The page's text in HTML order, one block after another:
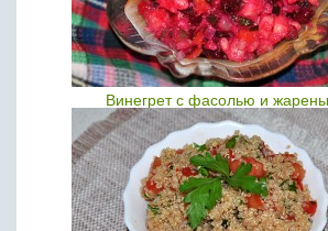
Винегрет с фасолью и